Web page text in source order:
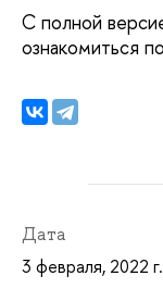
С полной
ознакомиться по
Дата
3 февраля, 2022 г.